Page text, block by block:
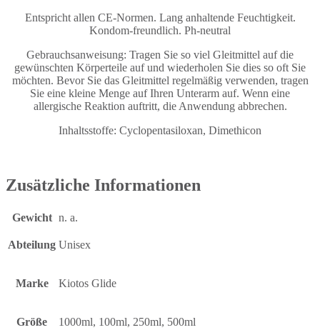
Entspricht allen CE-Normen. Lang anhaltende Feuchtigkeit.
Kondom-freundlich. Ph-neutral
Gebrauchsanweisung: Tragen Sie so viel Gleitmittel auf die
gewünschten Körperteile auf und wiederholen Sie dies so oft Sie
möchten. Bevor Sie das Gleitmittel regelmäßig verwenden, tragen
Sie eine kleine Menge auf Ihren Unterarm auf. Wenn eine
allergische Reaktion auftritt, die Anwendung abbrechen.
Inhaltsstoffe: Cyclopentasiloxan, Dimethicon
Zusätzliche Informationen
Gewicht n. a.
Abteilung Unisex
Marke Kiotos Glide
Größe 1000ml, 100ml, 250ml, 500ml